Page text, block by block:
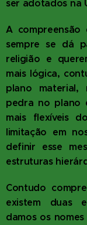
ser adotados na
A
sempre se dá
religião e
mais lógica,
plano
pedra no plano
mais flexíveis
limitação em
definir esse
estruturas
Contudo
existem duas
damos os